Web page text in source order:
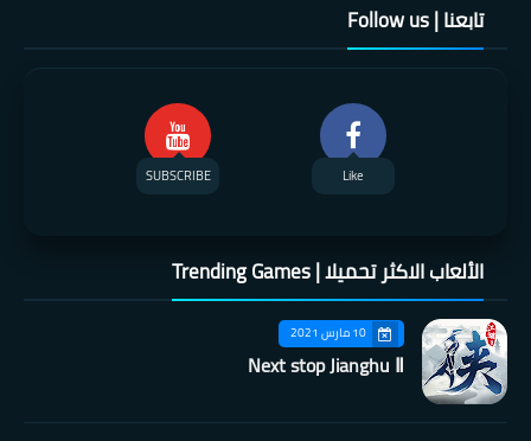
تابعنا | Follow us
Like
SUBSCRIBE
الألعاب الاكثر تحميلا | Trending Games
10 مارس 2021
Next stop Jianghu Ⅱ